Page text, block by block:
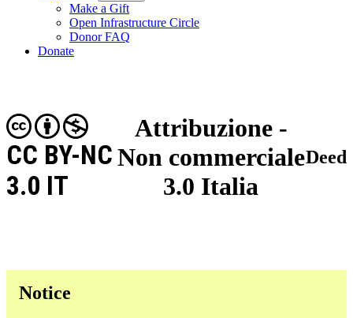
Make a Gift
Open Infrastructure Circle
Donor FAQ
Donate
Attribuzione -
Non commerciale
3.0 Italia
CC BY-NC
3.0 IT
Deed
Notice